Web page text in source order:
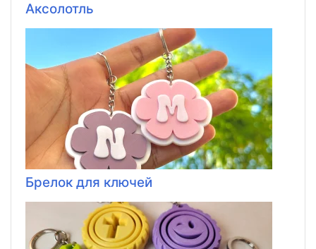
Аксолотль
Брелок для ключей